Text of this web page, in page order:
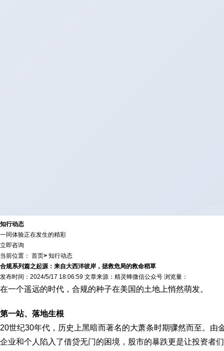
知行动态
一同体验正在发生的精彩
立即咨询
当前位置： 首页> 知行动态
合规系列篇之起源：来自大西洋彼岸，拯救危局的救命稻草
发布时间：2024/5/17 18:06:59 文章来源：精灵蜂微信公众号 浏览量：
在一个遥远的时代，合规的种子在美国的土地上悄然萌发。
第一站、落地生根
20世纪30年代，历史上黑暗而著名的大萧条时期骤然而至。
企业和个人陷入了借贷无门的困境，股市的暴跌更是让投资者